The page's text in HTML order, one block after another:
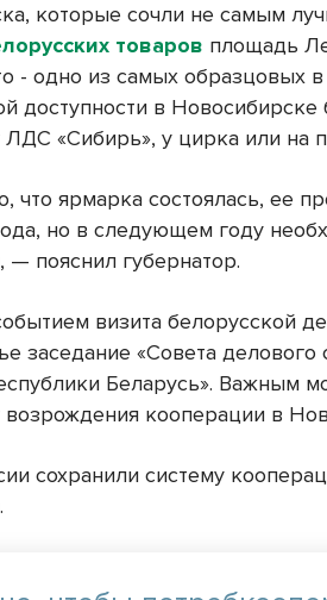
которые сочли не самым
товаров площадь
- одно из самых образцовых
доступности в
ЛДС «Сибирь», у цирка или на
что ярмарка состоялась, ее
но в следующем году
— пояснил губернатор.
визита белорусской
заседание «Совета
Беларусь». Важным
возрождения кооперации в
сохранили систему